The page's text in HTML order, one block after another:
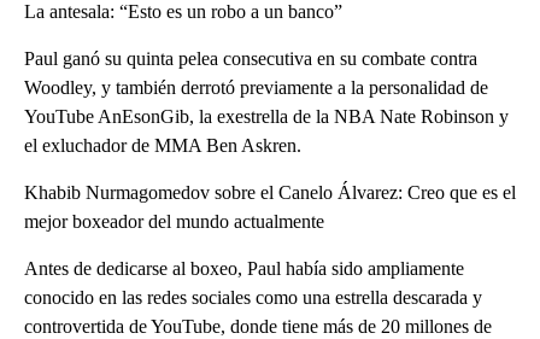
La antesala: “Esto es un robo a un banco”
Paul ganó su quinta pelea consecutiva en su combate contra
Woodley, y también derrotó previamente a la personalidad de
YouTube AnEsonGib, la exestrella de la NBA Nate Robinson y
el exluchador de MMA Ben Askren.
Khabib Nurmagomedov sobre el Canelo Álvarez: Creo que es el
mejor boxeador del mundo actualmente
Antes de dedicarse al boxeo, Paul había sido ampliamente
conocido en las redes sociales como una estrella descarada y
controvertida de YouTube, donde tiene más de 20 millones de